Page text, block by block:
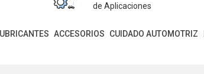
de Aplicaciones
ACCESORIOS CUIDADO AUTOMOTRIZ